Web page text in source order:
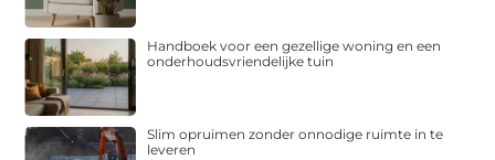
Handboek voor een gezellige woning en een
onderhoudsvriendelijke tuin
Slim opruimen zonder onnodige ruimte in te
leveren